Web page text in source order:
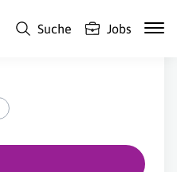
Suche Jobs